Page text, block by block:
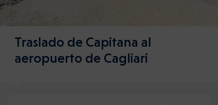
Traslado de Capitana al
aeropuerto de Cagliari